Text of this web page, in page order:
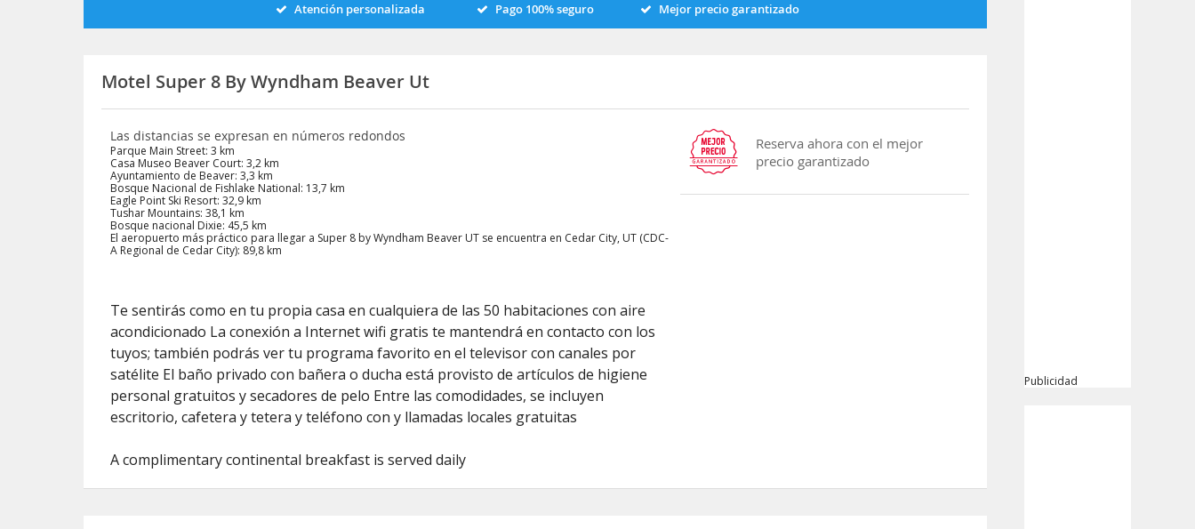
Atención personalizada Pago 100% seguro Mejor precio garantizado
Motel Super 8 By Wyndham Beaver Ut
Las distancias se expresan en números redondos
Parque Main Street: 3 km
Casa Museo Beaver Court: 3,2 km
Ayuntamiento de Beaver: 3,3 km
Bosque Nacional de Fishlake National: 13,7 km
Eagle Point Ski Resort: 32,9 km
Tushar Mountains: 38,1 km
Bosque nacional Dixie: 45,5 km
El aeropuerto más práctico para llegar a Super 8 by Wyndham Beaver UT se encuentra en Cedar City, UT (CDC-
A Regional de Cedar City): 89,8 km
Te sentirás como en tu propia casa en cualquiera de las 50 habitaciones con aire
acondicionado La conexión a Internet wifi gratis te mantendrá en contacto con los
tuyos; también podrás ver tu programa favorito en el televisor con canales por
satélite El baño privado con bañera o ducha está provisto de artículos de higiene
personal gratuitos y secadores de pelo Entre las comodidades, se incluyen
escritorio, cafetera y tetera y teléfono con y llamadas locales gratuitas
A complimentary continental breakfast is served daily
Reserva ahora con el mejor
precio garantizado
Publicidad